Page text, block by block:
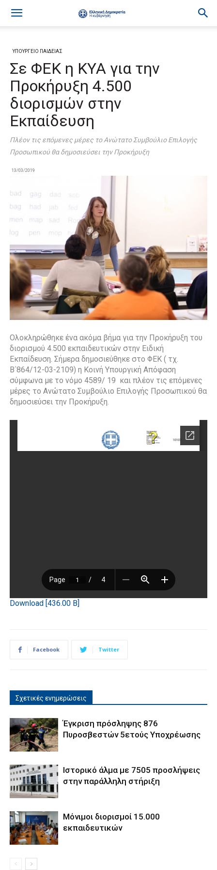
ΥΠΟΥΡΓΕΙΟ ΠΑΙΔΕΙΑΣ
Σε ΦΕΚ η ΚΥΑ για την
Προκήρυξη 4.500
διορισμών στην
Εκπαίδευση
Πλέον τις επόμενες μέρες το Ανώτατο Συμβούλιο Επιλογής
Προσωπικού θα δημοσιεύσει την Προκήρυξη
13/03/2019
Ολοκληρώθηκε ένα ακόμα βήμα για την Προκήρυξη του
διορισμού 4.500 εκπαιδευτικών στην Ειδική
Εκπαίδευση. Σήμερα δημοσιεύθηκε στο ΦΕΚ ( τχ.
Β΄864/12-03-2109) η Κοινή Υπουργική Απόφαση
σύμφωνα με το νόμο 4589/ 19 και πλέον τις επόμενες
μέρες το Ανώτατο Συμβούλιο Επιλογής Προσωπικού θα
δημοσιεύσει την Προκήρυξη.
Download [436.00 B]
Facebook Twitter
Σχετικές ενημερώσεις
Έγκριση πρόσληψης 876
Πυροσβεστών 5ετούς Υποχρέωσης
Ιστορικό άλμα με 7505 προσλήψεις
στην παράλληλη στήριξη
Μόνιμοι διορισμοί 15.000
εκπαιδευτικών